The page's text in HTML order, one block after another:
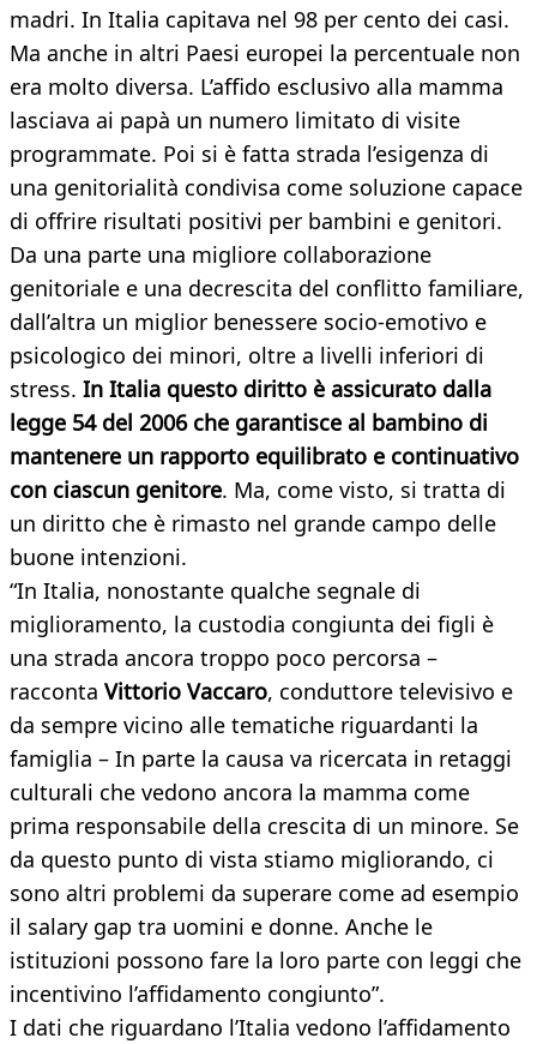
madri. In Italia capitava nel 98 per cento dei casi.
Ma anche in altri Paesi europei la percentuale non
era molto diversa. L’affido esclusivo alla mamma
lasciava ai papà un numero limitato di visite
programmate. Poi si è fatta strada l’esigenza di
una genitorialità condivisa come soluzione capace
di offrire risultati positivi per bambini e genitori.
Da una parte una migliore collaborazione
genitoriale e una decrescita del conflitto familiare,
dall’altra un miglior benessere socio-emotivo e
psicologico dei minori, oltre a livelli inferiori di
stress. In Italia questo diritto è assicurato dalla
legge 54 del 2006 che garantisce al bambino di
mantenere un rapporto equilibrato e continuativo
con ciascun genitore. Ma, come visto, si tratta di
un diritto che è rimasto nel grande campo delle
buone intenzioni.
“In Italia, nonostante qualche segnale di
miglioramento, la custodia congiunta dei figli è
una strada ancora troppo poco percorsa –
racconta Vittorio Vaccaro, conduttore televisivo e
da sempre vicino alle tematiche riguardanti la
famiglia – In parte la causa va ricercata in retaggi
culturali che vedono ancora la mamma come
prima responsabile della crescita di un minore. Se
da questo punto di vista stiamo migliorando, ci
sono altri problemi da superare come ad esempio
il salary gap tra uomini e donne. Anche le
istituzioni possono fare la loro parte con leggi che
incentivino l’affidamento congiunto”.
I dati che riguardano l’Italia vedono l’affidamento